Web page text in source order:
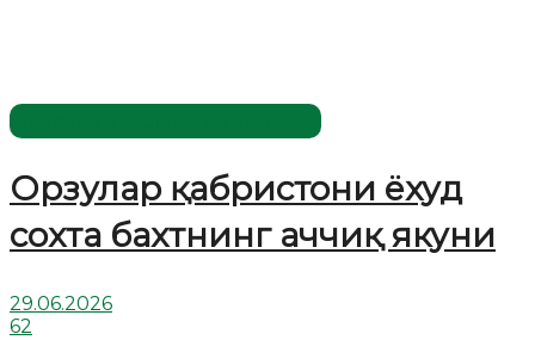
Орзулар қабристони ёхуд
сохта бахтнинг аччиқ якуни
29.06.2026
62